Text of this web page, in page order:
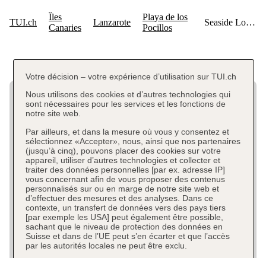
Votre décision – votre expérience d’utilisation sur TUI.ch
Nous utilisons des cookies et d’autres technologies qui
sont nécessaires pour les services et les fonctions de
notre site web.
Par ailleurs, et dans la mesure où vous y consentez et
sélectionnez «Accepter», nous, ainsi que nos partenaires
(jusqu’à cinq), pouvons placer des cookies sur votre
appareil, utiliser d’autres technologies et collecter et
traiter des données personnelles [par ex. adresse IP]
vous concernant afin de vous proposer des contenus
personnalisés sur ou en marge de notre site web et
d’effectuer des mesures et des analyses. Dans ce
contexte, un transfert de données vers des pays tiers
[par exemple les USA] peut également être possible,
sachant que le niveau de protection des données en
Suisse et dans de l’UE peut s’en écarter et que l’accès
par les autorités locales ne peut être exclu.